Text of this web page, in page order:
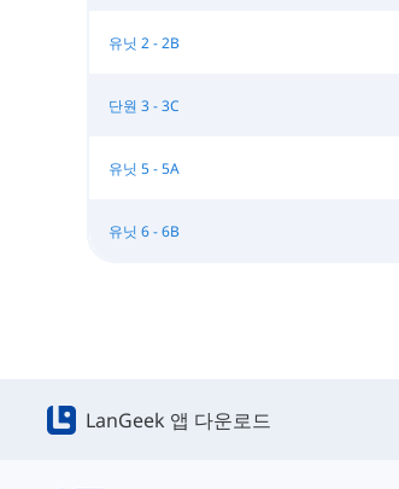
유닛 2 - 2B
단원 3 - 3C
유닛 5 - 5A
유닛 6 - 6B
LanGeek 앱 다운로드